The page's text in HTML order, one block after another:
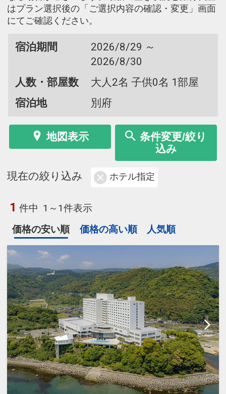
はプラン選択後の「ご選択内容の確認・変更」画面
にてご確認ください。
宿泊期間
2026/8/29 ～
2026/8/30
人数・部屋数
大人2名 子供0名 1部屋
宿泊地
別府
地図表示
条件変更/絞り
込み
現在の絞り込み ホテル指定
1 件中 1～1件表示
価格の安い順
価格の高い順 人気順